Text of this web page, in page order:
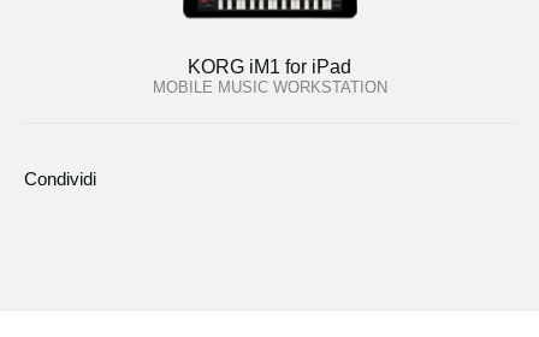
KORG iM1 for iPad
MOBILE MUSIC WORKSTATION
Condividi